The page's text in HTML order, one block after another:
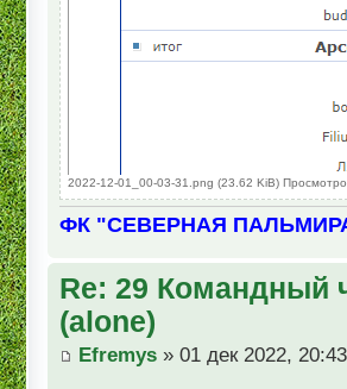
2022-12-01_00-03-31.png (23.62 KiB)
ФК "СЕВЕРНАЯ
Re: 29 Командный
(alone)
Efremys » 01 дек 2022, 20:43